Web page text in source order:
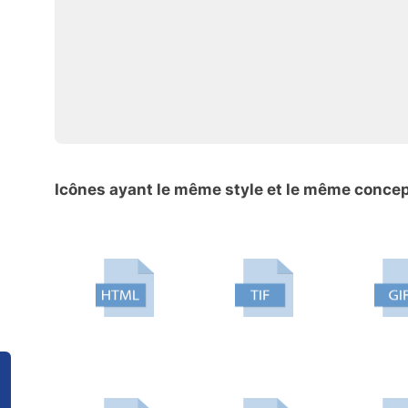
Icônes ayant le même style et le même